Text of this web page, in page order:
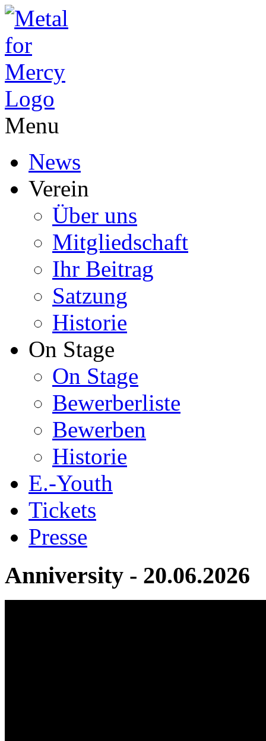
Menu
News
Verein
Über uns
Mitgliedschaft
Ihr Beitrag
Satzung
Historie
On Stage
On Stage
Bewerberliste
Bewerben
Historie
E.-Youth
Tickets
Presse
Anniversity - 20.06.2026